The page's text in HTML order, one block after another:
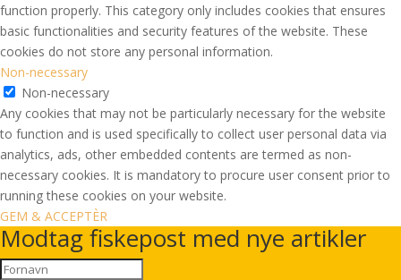
function properly. This category only includes cookies that ensures
basic functionalities and security features of the website. These
cookies do not store any personal information.
Non-necessary
Non-necessary
Any cookies that may not be particularly necessary for the website
to function and is used specifically to collect user personal data via
analytics, ads, other embedded contents are termed as non-
necessary cookies. It is mandatory to procure user consent prior to
running these cookies on your website.
GEM & ACCEPTÈR
Modtag fiskepost med nye artikler